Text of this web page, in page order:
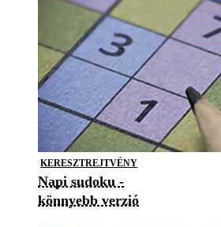
KERESZTREJTVÉNY
Napi sudoku -
könnyebb verzió